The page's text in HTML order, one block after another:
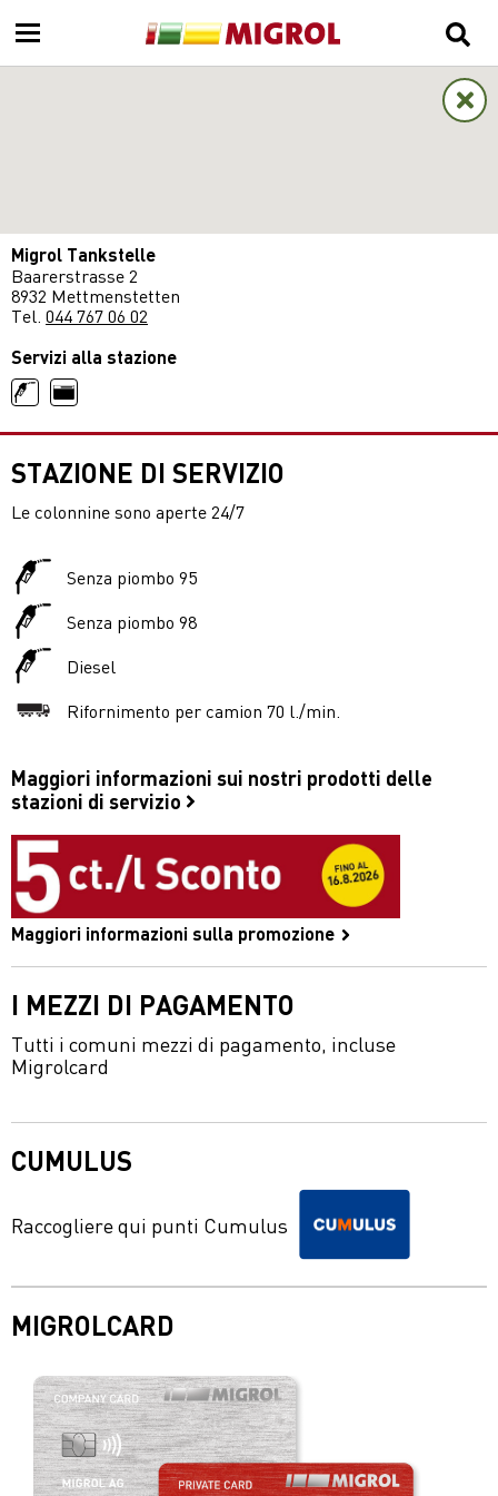
Migrol Tankstelle
Baarerstrasse 2
8932 Mettmenstetten
Tel. 044 767 06 02
Servizi alla stazione
STAZIONE DI SERVIZIO
Le colonnine sono aperte 24/7
Senza piombo 95
Senza piombo 98
Diesel
Rifornimento per camion 70 l./min.
Maggiori informazioni sui nostri prodotti delle
stazioni di servizio
Maggiori informazioni sulla promozione
I MEZZI DI PAGAMENTO
Tutti i comuni mezzi di pagamento, incluse
Migrolcard
CUMULUS
Raccogliere qui punti Cumulus
MIGROLCARD